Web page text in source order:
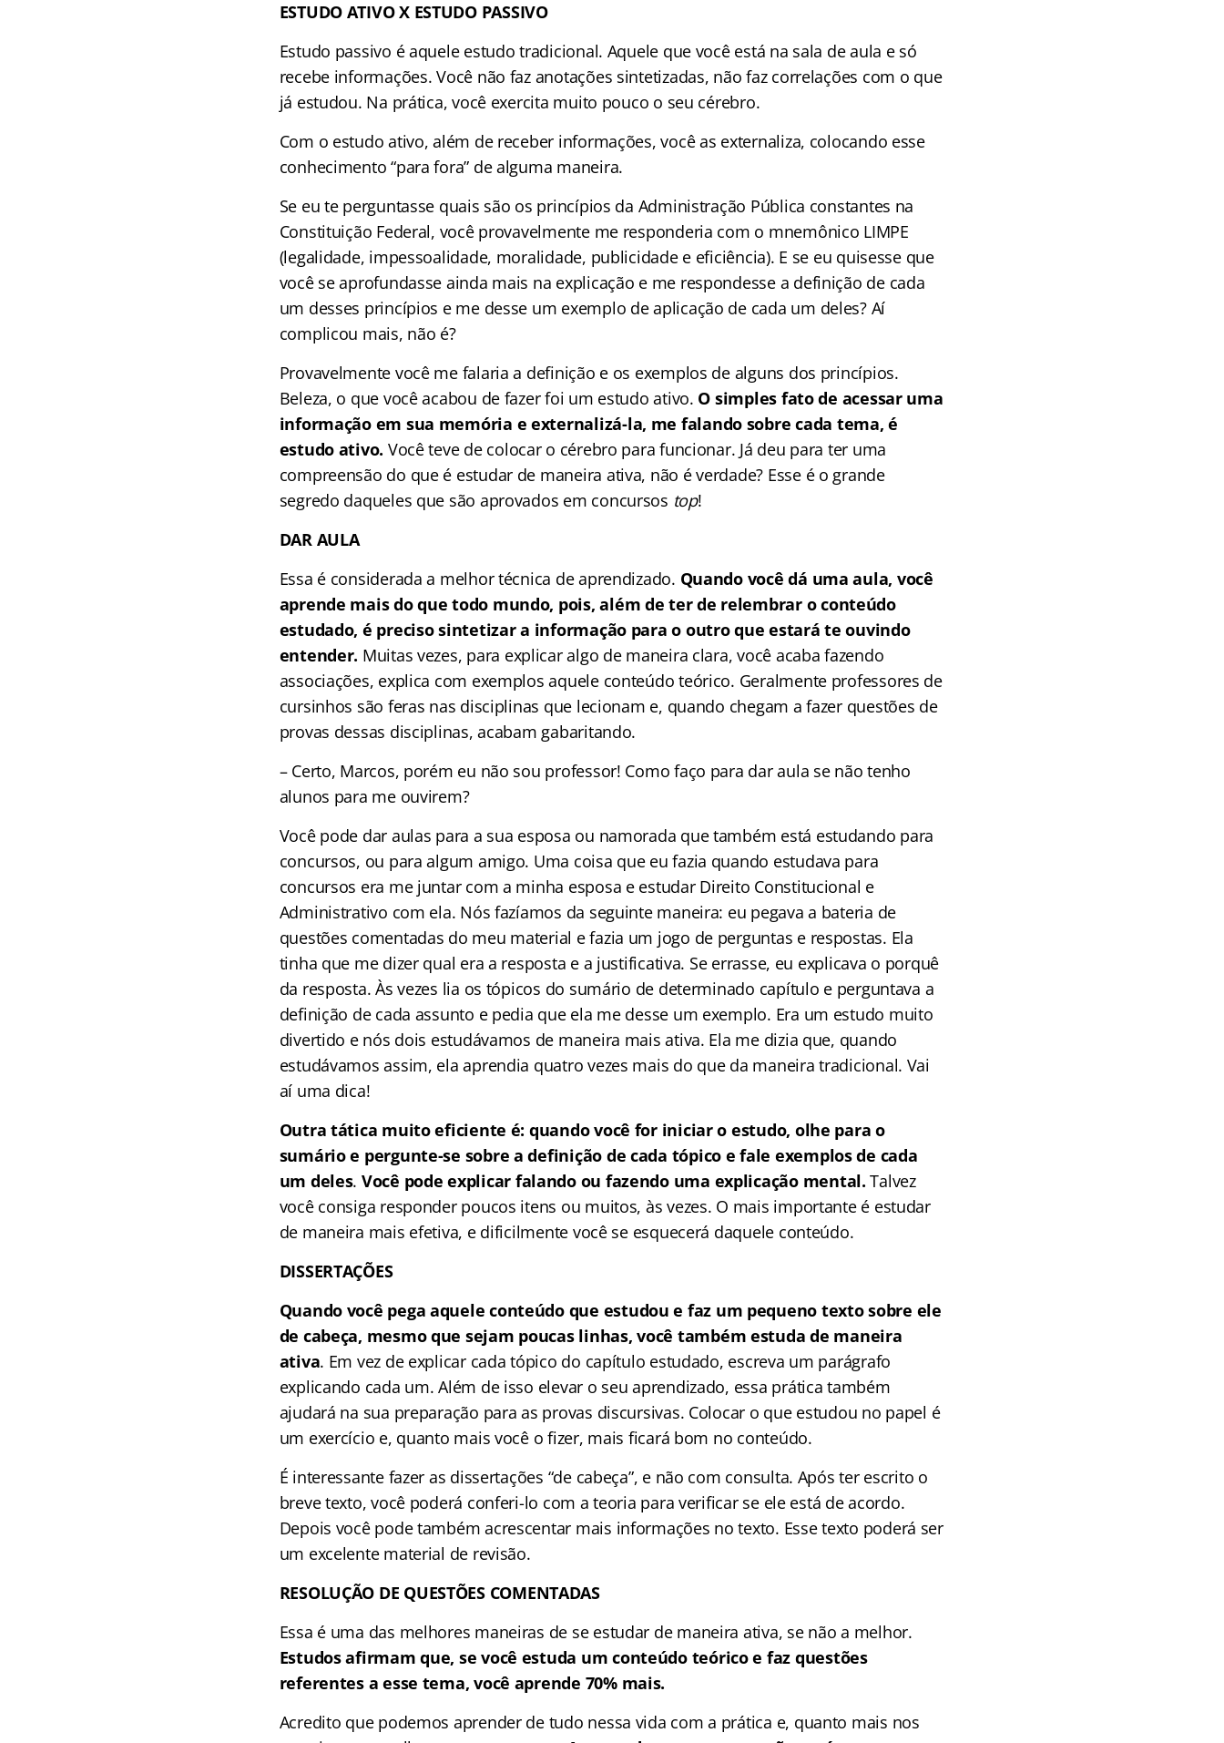
ESTUDO ATIVO X ESTUDO PASSIVO
Estudo passivo é aquele estudo tradicional. Aquele que você está na sala de aula e só
recebe informações. Você não faz anotações sintetizadas, não faz correlações com o que
já estudou. Na prática, você exercita muito pouco o seu cérebro.
Com o estudo ativo, além de receber informações, você as externaliza, colocando esse
conhecimento “para fora” de alguma maneira.
Se eu te perguntasse quais são os princípios da Administração Pública constantes na
Constituição Federal, você provavelmente me responderia com o mnemônico LIMPE
(legalidade, impessoalidade, moralidade, publicidade e eficiência). E se eu quisesse que
você se aprofundasse ainda mais na explicação e me respondesse a definição de cada
um desses princípios e me desse um exemplo de aplicação de cada um deles? Aí
complicou mais, não é?
Provavelmente você me falaria a definição e os exemplos de alguns dos princípios.
Beleza, o que você acabou de fazer foi um estudo ativo. O simples fato de acessar uma
informação em sua memória e externalizá-la, me falando sobre cada tema, é
estudo ativo. Você teve de colocar o cérebro para funcionar. Já deu para ter uma
compreensão do que é estudar de maneira ativa, não é verdade? Esse é o grande
segredo daqueles que são aprovados em concursos top!
DAR AULA
Essa é considerada a melhor técnica de aprendizado. Quando você dá uma aula, você
aprende mais do que todo mundo, pois, além de ter de relembrar o conteúdo
estudado, é preciso sintetizar a informação para o outro que estará te ouvindo
entender. Muitas vezes, para explicar algo de maneira clara, você acaba fazendo
associações, explica com exemplos aquele conteúdo teórico. Geralmente professores de
cursinhos são feras nas disciplinas que lecionam e, quando chegam a fazer questões de
provas dessas disciplinas, acabam gabaritando.
– Certo, Marcos, porém eu não sou professor! Como faço para dar aula se não tenho
alunos para me ouvirem?
Você pode dar aulas para a sua esposa ou namorada que também está estudando para
concursos, ou para algum amigo. Uma coisa que eu fazia quando estudava para
concursos era me juntar com a minha esposa e estudar Direito Constitucional e
Administrativo com ela. Nós fazíamos da seguinte maneira: eu pegava a bateria de
questões comentadas do meu material e fazia um jogo de perguntas e respostas. Ela
tinha que me dizer qual era a resposta e a justificativa. Se errasse, eu explicava o porquê
da resposta. Às vezes lia os tópicos do sumário de determinado capítulo e perguntava a
definição de cada assunto e pedia que ela me desse um exemplo. Era um estudo muito
divertido e nós dois estudávamos de maneira mais ativa. Ela me dizia que, quando
estudávamos assim, ela aprendia quatro vezes mais do que da maneira tradicional. Vai
aí uma dica!
Outra tática muito eficiente é: quando você for iniciar o estudo, olhe para o
sumário e pergunte-se sobre a definição de cada tópico e fale exemplos de cada
um deles. Você pode explicar falando ou fazendo uma explicação mental. Talvez
você consiga responder poucos itens ou muitos, às vezes. O mais importante é estudar
de maneira mais efetiva, e dificilmente você se esquecerá daquele conteúdo.
DISSERTAÇÕES
Quando você pega aquele conteúdo que estudou e faz um pequeno texto sobre ele
de cabeça, mesmo que sejam poucas linhas, você também estuda de maneira
ativa. Em vez de explicar cada tópico do capítulo estudado, escreva um parágrafo
explicando cada um. Além de isso elevar o seu aprendizado, essa prática também
ajudará na sua preparação para as provas discursivas. Colocar o que estudou no papel é
um exercício e, quanto mais você o fizer, mais ficará bom no conteúdo.
É interessante fazer as dissertações “de cabeça”, e não com consulta. Após ter escrito o
breve texto, você poderá conferi-lo com a teoria para verificar se ele está de acordo.
Depois você pode também acrescentar mais informações no texto. Esse texto poderá ser
um excelente material de revisão.
RESOLUÇÃO DE QUESTÕES COMENTADAS
Essa é uma das melhores maneiras de se estudar de maneira ativa, se não a melhor.
Estudos afirmam que, se você estuda um conteúdo teórico e faz questões
referentes a esse tema, você aprende 70% mais.
Acredito que podemos aprender de tudo nessa vida com a prática e, quanto mais nos